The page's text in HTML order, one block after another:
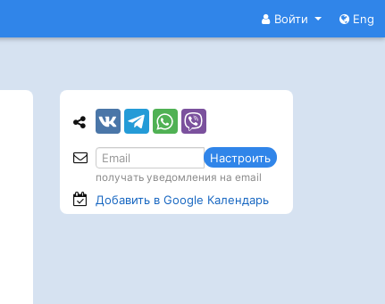
Войти Eng
Настроить
получать уведомления на email
Добавить в Google Календарь